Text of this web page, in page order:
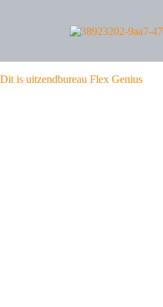
Dit is uitzendbureau Flex Genius